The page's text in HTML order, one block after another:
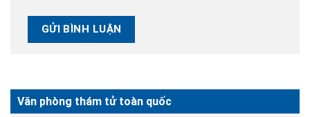
Văn phòng thám tử toàn quốc